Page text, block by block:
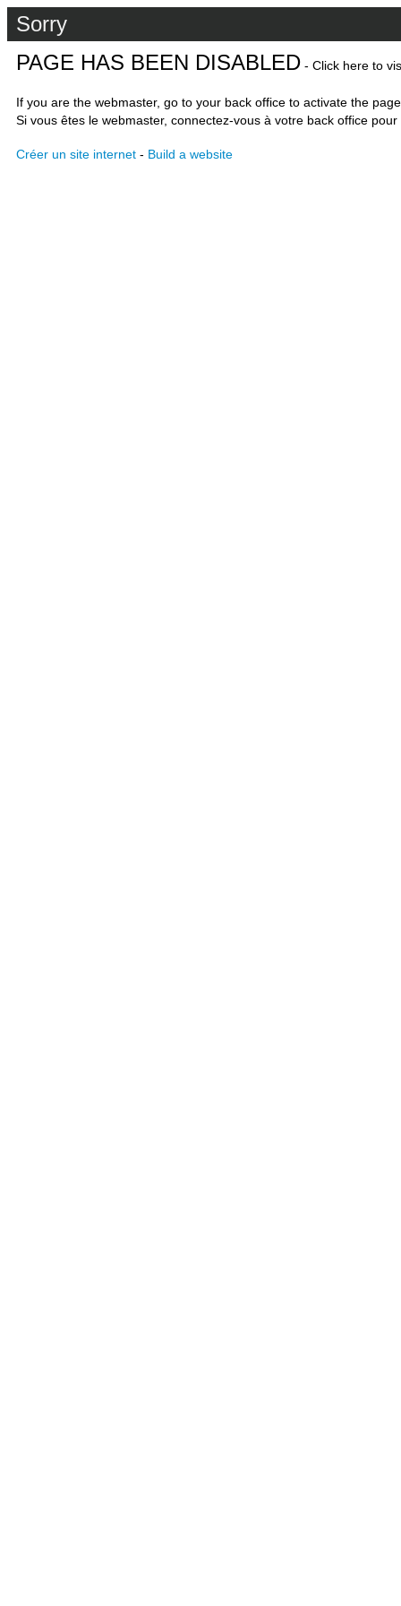
Sorry
PAGE HAS BEEN DISABLED - Click here to
If you are the webmaster, go to your back office to activate the
Si vous êtes le webmaster, connectez-vous à votre back office
Créer un site internet - Build a website